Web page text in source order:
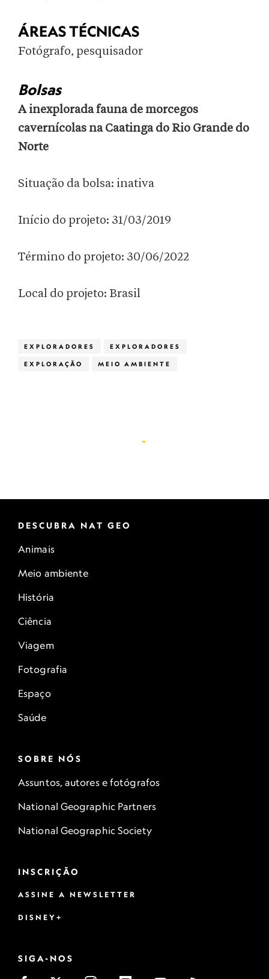
ÁREAS TÉCNICAS
Fotógrafo, pesquisador
Bolsas
A inexplorada fauna de morcegos
cavernícolas na Caatinga do Rio Grande do
Norte
Situação da bolsa: inativa
Início do projeto: 31/03/2019
Término do projeto: 30/06/2022
Local do projeto: Brasil
EXPLORADORES EXPLORADORES
EXPLORAÇÃO MEIO AMBIENTE
DESCUBRA NAT GEO
Animais
Meio ambiente
História
Ciência
Viagem
Fotografia
Espaço
Saúde
SOBRE NÓS
Assuntos, autores e fotógrafos
National Geographic Partners
National Geographic Society
INSCRIÇÃO
ASSINE A NEWSLETTER
DISNEY+
SIGA-NOS